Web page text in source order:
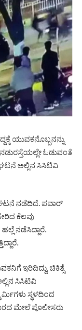
ಯುವಕನೊಬ್ಬನನ್ನು
ಓಡುವಂತೆ
ಅಲ್ಲಿನ ಸಿಸಿಟಿವಿ
ಘಟನೆ ನಡೆದಿದೆ. ಪವಾರ್
ಕೆಲವು
ನಡೆಸಿದ್ದಾರೆ.
ಇರಿದಿದ್ದು, ಚಿಕಿತ್ಸೆ
ಸಿಸಿಟಿವಿ
ಸ್ಥಳದಿಂದ
ಮೇಲೆ ಪೊಲೀಸರು